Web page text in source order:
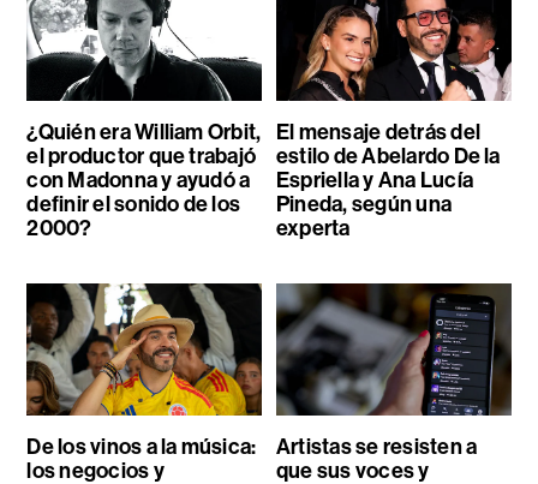
¿Quién era William Orbit,
el productor que trabajó
con Madonna y ayudó a
definir el sonido de los
2000?
El mensaje detrás del
estilo de Abelardo De la
Espriella y Ana Lucía
Pineda, según una
experta
De los vinos a la música:
los negocios y
Artistas se resisten a
que sus voces y